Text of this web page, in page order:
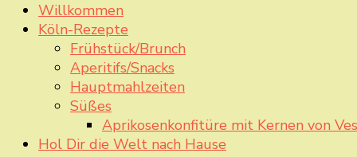
Willkommen
Köln-Rezepte
Frühstück/Brunch
Aperitifs/Snacks
Hauptmahlzeiten
Süßes
Aprikosenkonfitüre mit Kernen von
Hol Dir die Welt nach Hause